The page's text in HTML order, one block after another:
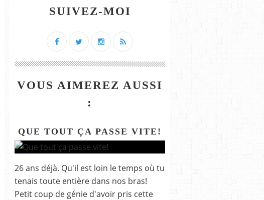
SUIVEZ-MOI
VOUS AIMEREZ AUSSI
:
QUE TOUT ÇA PASSE VITE!
26 ans déjà. Qu'il est loin le temps où tu
tenais toute entière dans nos bras!
Petit coup de génie d'avoir pris cette